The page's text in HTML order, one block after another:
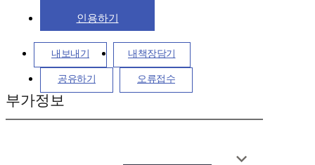
인용하기
내보내기 내책장담기
공유하기 오류접수
부가정보